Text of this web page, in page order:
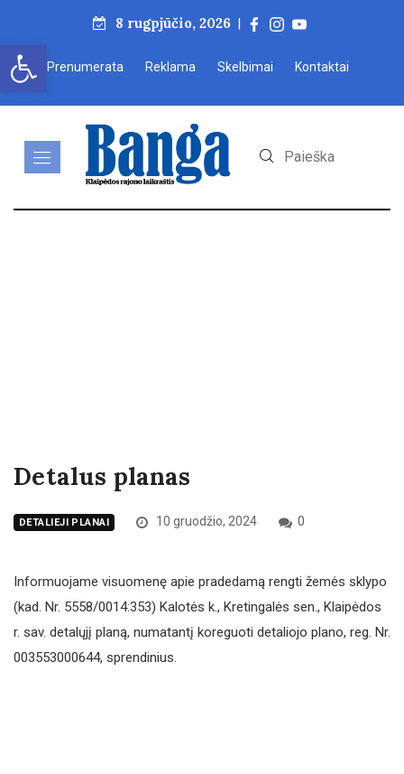
Open toolbar
8 rugpjūčio, 2026 |
Prenumerata Reklama Skelbimai Kontaktai
Detalus planas
DETALIEJI PLANAI 10 gruodžio, 2024 0
Informuojame visuomenę apie pradedamą rengti žemės sklypo
(kad. Nr. 5558/0014:353) Kalotės k., Kretingalės sen., Klaipėdos
r. sav. detalųjį planą, numatantį koreguoti detaliojo plano, reg. Nr.
003553000644, sprendinius.